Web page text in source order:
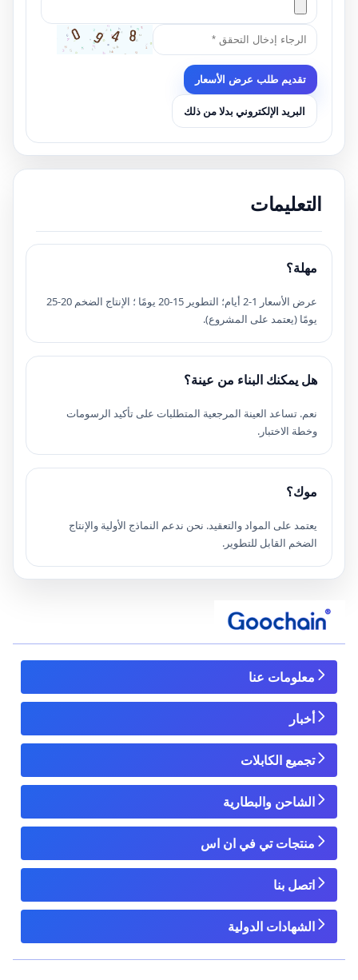
تقديم طلب عرض الأسعار
البريد الإلكتروني بدلا من ذلك
التعليمات
مهلة؟
عرض الأسعار 1-2 أيام؛ التطوير 15-20 يومًا ؛ الإنتاج الضخم 20-25
يومًا (يعتمد على المشروع).
هل يمكنك البناء من عينة؟
نعم. تساعد العينة المرجعية المتطلبات على تأكيد الرسومات
وخطة الاختبار.
موك؟
يعتمد على المواد والتعقيد. نحن ندعم النماذج الأولية والإنتاج
الضخم القابل للتطوير.
معلومات عنا
أخبار
تجميع الكابلات
الشاحن والبطارية
منتجات تي في ان اس
اتصل بنا
الشهادات الدولية